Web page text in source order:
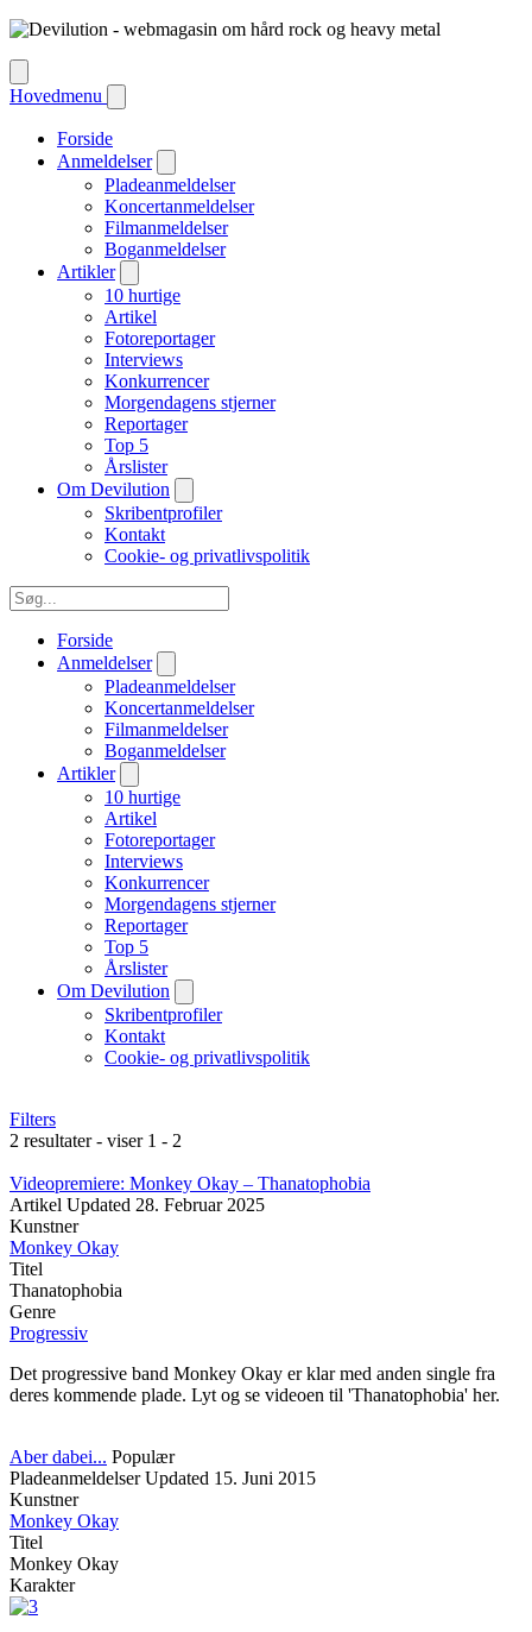
Hovedmenu
Forside
Anmeldelser
Pladeanmeldelser
Koncertanmeldelser
Filmanmeldelser
Boganmeldelser
Artikler
10 hurtige
Artikel
Fotoreportager
Interviews
Konkurrencer
Morgendagens stjerner
Reportager
Top 5
Årslister
Om Devilution
Skribentprofiler
Kontakt
Cookie- og privatlivspolitik
Forside
Anmeldelser
Pladeanmeldelser
Koncertanmeldelser
Filmanmeldelser
Boganmeldelser
Artikler
10 hurtige
Artikel
Fotoreportager
Interviews
Konkurrencer
Morgendagens stjerner
Reportager
Top 5
Årslister
Om Devilution
Skribentprofiler
Kontakt
Cookie- og privatlivspolitik
Filters
2 resultater - viser 1 - 2
Videopremiere: Monkey Okay – Thanatophobia
Artikel Updated 28. Februar 2025
Kunstner
Monkey Okay
Titel
Thanatophobia
Genre
Progressiv
Det progressive band Monkey Okay er klar med anden single fra
deres kommende plade. Lyt og se videoen til 'Thanatophobia' her.
Aber dabei... Populær
Pladeanmeldelser Updated 15. Juni 2015
Kunstner
Monkey Okay
Titel
Monkey Okay
Karakter